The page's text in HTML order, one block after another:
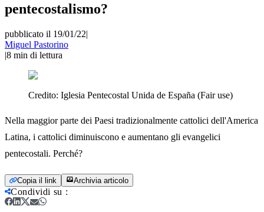
pentecostalismo?
pubblicato il 19/01/22|
Miguel Pastorino
|8 min di lettura
Credito: Iglesia Pentecostal Unida de España (Fair use)
Nella maggior parte dei Paesi tradizionalmente cattolici dell'America
Latina, i cattolici diminuiscono e aumentano gli evangelici
pentecostali. Perché?
Copia il link Archivia articolo
Condividi su :